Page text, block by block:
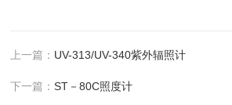
上一篇： UV-313/UV-340紫外辐照计
下一篇：ST－80C照度计